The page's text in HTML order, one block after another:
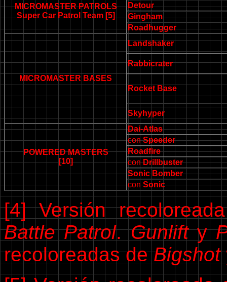
MICROMASTER PATROLS
Super Car Patrol Team [5]
Detour
Gingham
Roadhugger
MICROMASTER BASES
Landshaker
Rabbicrater
Rocket Base
Skyhyper
POWERED MASTERS
[10]
Dai-Atlas
conSpeeder
Roadfire
conDrillbuster
Sonic Bomber
conSonic
[4] Versión
Battle Patrol.Gunlifty
recoloreadas deBigshot